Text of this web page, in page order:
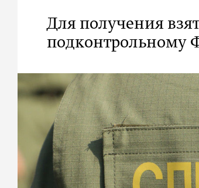
Для получения
подконтрольному